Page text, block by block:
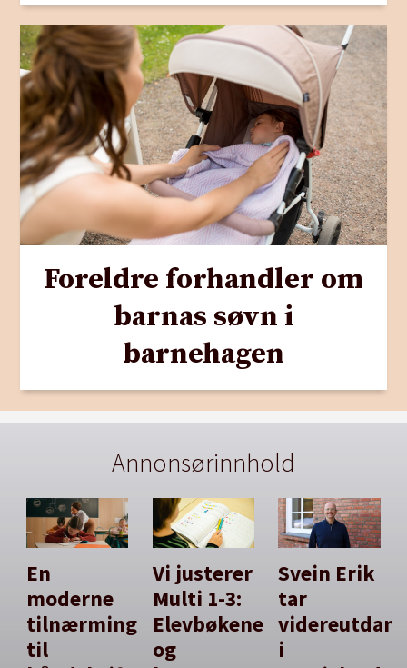
Foreldre forhandler om
barnas søvn i
barnehagen
Annonsørinnhold
En
moderne
tilnærming
til
Vi justerer
Multi 1-3:
Elevbøkene
og
Svein Erik
tar
i